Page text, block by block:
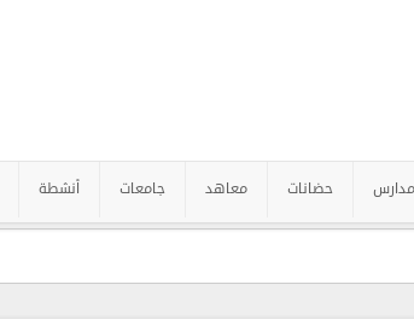
مدارس حضانات معاهد جامعات أنشطة